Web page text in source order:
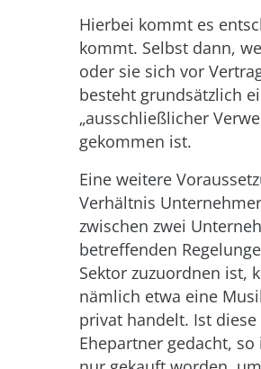
Hierbei kommt es
kommt. Selbst dann,
oder sie sich vor
besteht grundsätzlich
„ausschließlicher
gekommen ist.
Eine weitere
Verhältnis
zwischen zwei
betreffenden
Sektor zuzuordnen ist,
nämlich etwa eine
privat handelt. Ist
Ehepartner gedacht,